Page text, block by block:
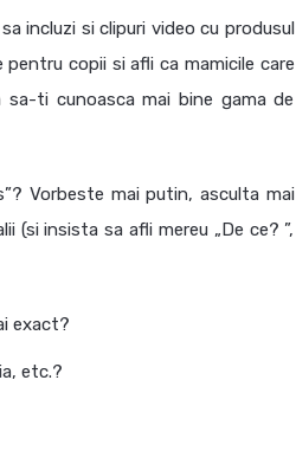
incluzi si clipuri video cu produsul
copii si afli ca mamicile care
ti cunoasca mai bine gama de
Vorbeste mai putin, asculta mai
insista sa afli mereu „De ce? ”,
exact?
etc.?